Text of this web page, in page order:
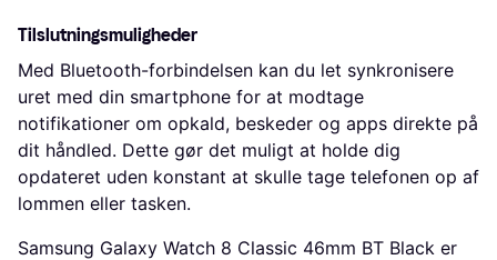
Tilslutningsmuligheder
Med Bluetooth-forbindelsen kan du let synkronisere
uret med din smartphone for at modtage
notifikationer om opkald, beskeder og apps direkte på
dit håndled. Dette gør det muligt at holde dig
opdateret uden konstant at skulle tage telefonen op af
lommen eller tasken.
Samsung Galaxy Watch 8 Classic 46mm BT Black er